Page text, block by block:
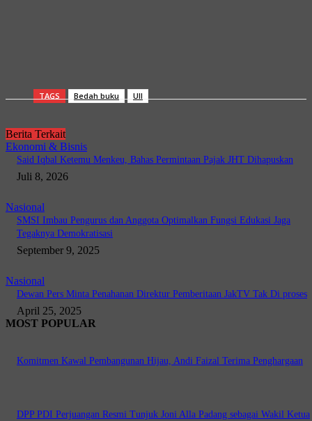
TAGS Bedah buku UII
Berita Terkait
Ekonomi & Bisnis
Said Iqbal Ketemu Menkeu, Bahas Permintaan Pajak JHT Dihapuskan
Juli 8, 2026
Nasional
SMSI Imbau Pengurus dan Anggota Optimalkan Fungsi Edukasi Jaga
Tegaknya Demokratisasi
September 9, 2025
Nasional
Dewan Pers Minta Penahanan Direktur Pemberitaan JakTV Tak Di proses
April 25, 2025
MOST POPULAR
Komitmen Kawal Pembangunan Hijau, Andi Faizal Terima Penghargaan
DPP PDI Perjuangan Resmi Tunjuk Joni Alla Padang sebagai Wakil Ketua